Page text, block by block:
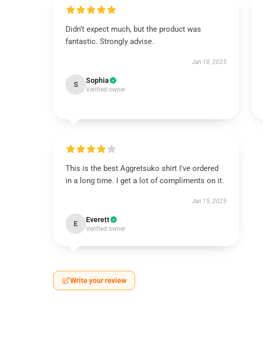
Didn’t expect much, but the product was
fantastic. Strongly advise.
Jan 18, 2025
S Sophia
Verified owner
This is the best Aggretsuko shirt I've ordered
in a long time. I get a lot of compliments on it.
Jan 15, 2025
E Everett
Verified owner
Write your review